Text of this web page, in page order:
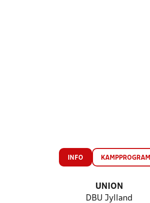
INFO KAMPPROGRAM
UNION
DBU Jylland